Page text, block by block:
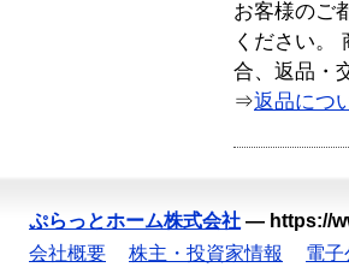
お客様のご
ください。
合、返品・
⇒返品につ
ぷらっとホーム株式会社 — https://
会社概要
株主・投資家情報 電子